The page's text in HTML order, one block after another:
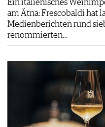
Ein italienisches
am Ätna: Frescobaldi hat
Medienberichten rund
renommierten…